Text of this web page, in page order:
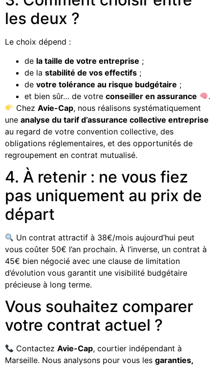
les deux ?
Le choix dépend :
de la taille de votre entreprise ;
de la stabilité de vos effectifs ;
de votre tolérance au risque budgétaire ;
et bien sûr… de votre conseiller en assurance
.
ChezAvie-Cap, nous réalisons systématiquement
une analyse du tarif d’assurance collective entreprise
au regard de votre convention collective, des
obligations réglementaires, et des opportunités de
regroupement en contrat mutualisé.
4. À retenir : ne vous fiez
pas uniquement au prix de
départ
Un contrat attractif à 38€/mois aujourd’hui peut
vous coûter 50€ l’an prochain. À l’inverse, un contrat à
45€ bien négocié avec une clause de limitation
d’évolution vous garantit une visibilité budgétaire
précieuse à long terme.
Vous souhaitez comparer
votre contrat actuel ?
ContactezAvie-Cap, courtier indépendant à
Marseille. Nous analysons pour vous les garanties,